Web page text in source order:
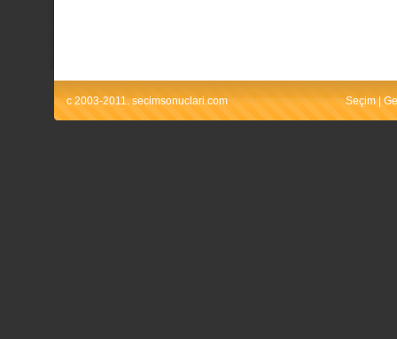
c 2003-2011. secimsonuclari.com Seçim